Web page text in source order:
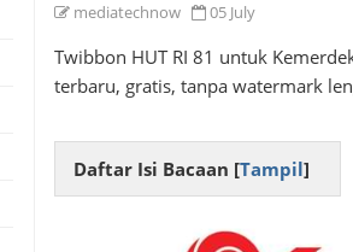
mediatechnow 05 July
Twibbon HUT RI 81 untuk
terbaru, gratis, tanpa watermark
Daftar Isi Bacaan [Tampil]